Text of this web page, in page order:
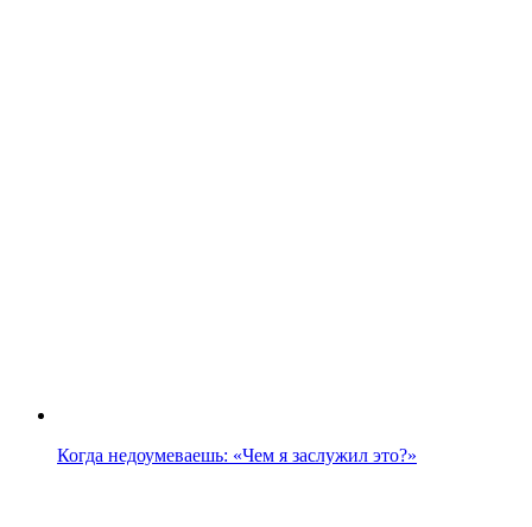
Когда недоумеваешь: «Чем я заслужил это?»